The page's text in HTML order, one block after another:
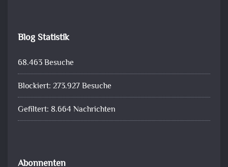
Blog Statistik
68.463 Besuche
Blockiert: 273.927 Besuche
Gefiltert: 8.664 Nachrichten
Abonnenten